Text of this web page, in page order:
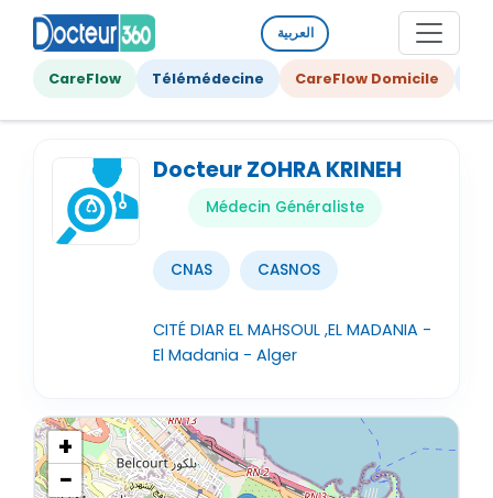
العربية
CareFlow Télémédecine CareFlow Domicile
Docteur ZOHRA KRINEH
Médecin Généraliste
CNAS CASNOS
CITÉ DIAR EL MAHSOUL ,EL MADANIA -
El Madania - Alger
+
−